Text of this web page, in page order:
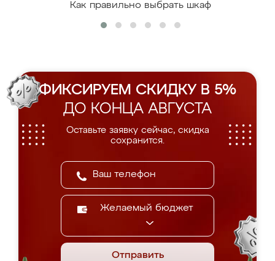
Как правильно выбрать шкаф
ФИКСИРУЕМ СКИДКУ В 5%
ДО КОНЦА АВГУСТА
Оставьте заявку сейчас, скидка
сохранится.
Желаемый бюджет
Отправить